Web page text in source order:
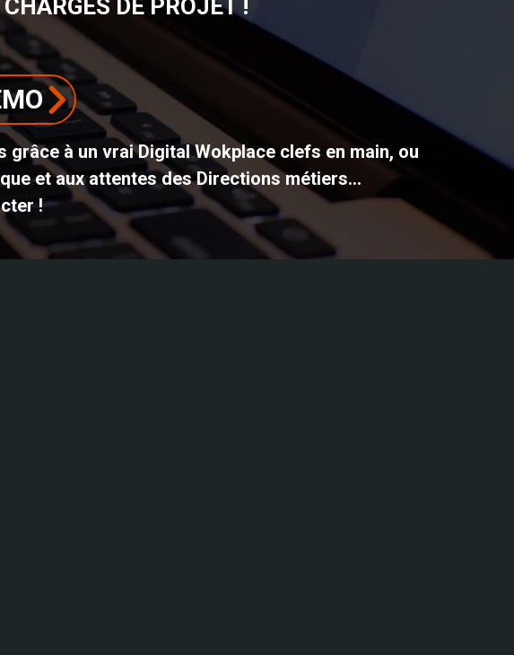
DE PROJET !
à un vrai Digital Wokplace clefs en main, ou
et aux attentes des Directions métiers...
!